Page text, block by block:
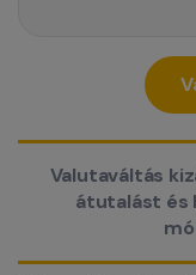
Valutaváltás
átutalást és